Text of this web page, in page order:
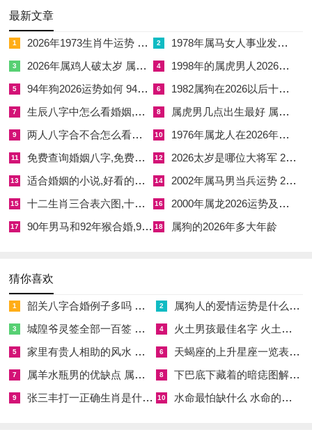
导师，或需为家庭事务频繁奔走，将此视为一次被动的「刷新」
而非干扰，才能适应其节奏。
需要看的是春夏两季火势炽烈。是事业压力与人际暗礁最为集中
的时期，但切勿在此时因一时意气而做出重大职业变动决定，如
冲动辞职或贸然投资新项目。
唯有沉住气，将精力聚焦于具体事务的梳理与解决，记录好每一
步工作细节以防疏漏口舌，等待时机，随着农历七月（申月）金
气渐生，开始耗泄过旺的火势，形势将逐步明朗，先前耕耘的努
力开始被看见，秋季更有机遇获得来自年长贵人或有资历人士的
实质性支持与推荐。
比劫夺财是本年财务在领域、需要警惕的重要意象，烈火格局
下，同辈，朋友、合作伙伴间的金钱往来需格外清晰谨慎，易因
人情，面子或一时冲动而引发不必要的借贷、担保或合作投资，
造成财富暗耗。
个人消费欲望也容易被旺盛的火气点燃，出现计划外的大笔开
支，或为健康、车辆维修、家宅布置等事宜有所破费。
2025年属龙人的全年运势
最新文章
1 2026年1973生肖牛运势 1973年生肖牛在2026年运势 2 1978年属马女人事业发展方向 1978年属马女2026年事业发展
3 2026年属鸡人破太岁 属鸡人2026年的破太岁日是哪天 4 1998年的属虎男人2026运势 1998年属虎男2026年的运势和婚姻
5 94年狗2026运势如何 94年属狗的2026全年运势 6 1982属狗在2026以后十年大运 1982年属狗2026年运势及运程
7 生辰八字中怎么看婚姻,生辰八字怎么看婚姻 8 属虎男几点出生最好 属虎男几点出生才是最好的
9 两人八字合不合怎么看举例,两人八字合不合怎么看举例说法 10 1976年属龙人在2026年的运势 1976年属龙人永远最旺的颜色
11 免费查询婚姻八字,免费查婚姻八字合不合 12 2026太岁是哪位大将军 2026年吉位图
13 适合婚姻的小说,好看的婚姻文笔好小说推荐 14 2002年属马男当兵运势 2002年男属马的去当兵有前途吗
15 十二生肖三合表六图,十二生肖三合肖是哪几个 16 2000年属龙2026运势及运程
17 90年男马和92年猴合婚,90年男属马和92年属猴女的婚姻 18 属狗的2026年多大年龄
猜你喜欢
1 韶关八字合婚例子多吗 韶关八字测风水 2 属狗人的爱情运势是什么意思 属狗的人爱情观
3 城隍爷灵签全部一百签 城隍爷灵签解签大全 4 火土男孩最佳名字 火土属性的字男孩名字有哪些
5 家里有贵人相助的风水 家里有贵人是什么意思 6 天蝎座的上升星座一览表 天蝎座的上升星座查询
7 属羊水瓶男的优缺点 属羊水瓶座男生性格爱情观 8 下巴底下藏着的暗痣图解 下巴尖底下有痣代表什么
9 张三丰打一正确生肖是什么意思 张三丰是指什么生肖 10 水命最怕缺什么 水命的人忌什么